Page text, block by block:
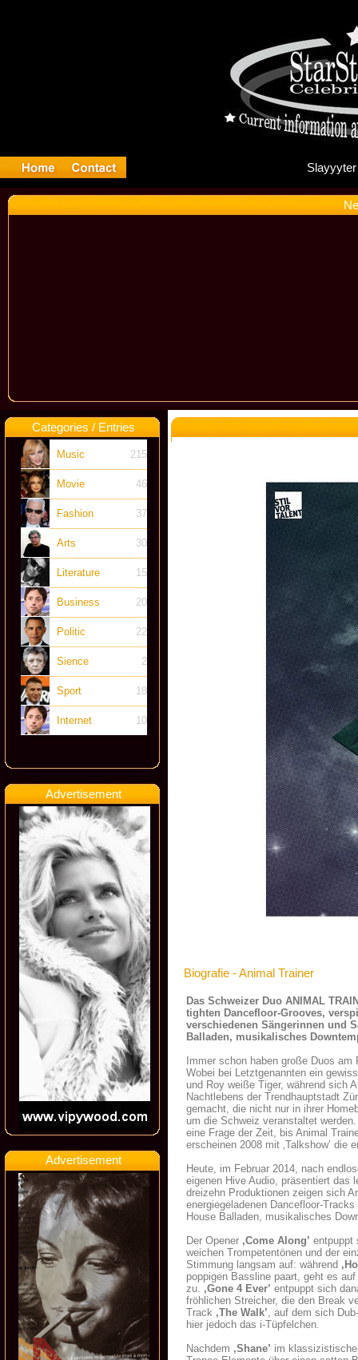
Categories / Entries
Music 215
Movie 46
Fashion 37
Arts 30
Literature 15
Business 20
Politic 22
Sience 2
Sport 18
Internet 10
Advertisement
Advertisement
Biografie - Animal Trainer
Das Schweizer Duo ANIMAL
tighten Dancefloor-Grooves,
verschiedenen Sängerinnen und
Balladen, musikalisches
Immer schon haben große Duos
Wobei bei Letztgenannten ein
und Roy weiße Tiger, während sich
Nachtlebens der Trendhauptstadt
gemacht, die nicht nur in ihrer
um die Schweiz veranstaltet
eine Frage der Zeit, bis Animal
erscheinen 2008 mit ‚Talkshow’ die
Heute, im Februar 2014, nach
eigenen Hive Audio, präsentiert das
dreizehn Produktionen zeigen sich
energiegeladenen Dancefloor-
House Balladen, musikalisches
Der Opener ‚Come Along’ entpuppt
weichen Trompetentönen und der
Stimmung langsam auf: während
poppigen Bassline paart, geht es auf
zu. ‚Gone 4 Ever’ entpuppt sich
fröhlichen Streicher, die den Break
Track ‚The Walk’, auf dem sich
hier jedoch das i-Tüpfelchen.
Nachdem ‚Shane’ im